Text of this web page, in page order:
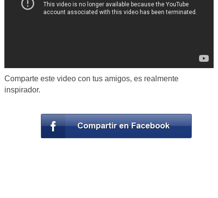
Comparte este video con tus amigos, es realmente
inspirador.